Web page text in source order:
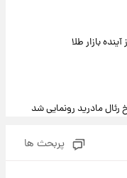
بازار طلا
رئال مادرید رونمایی شد
پربحث ها